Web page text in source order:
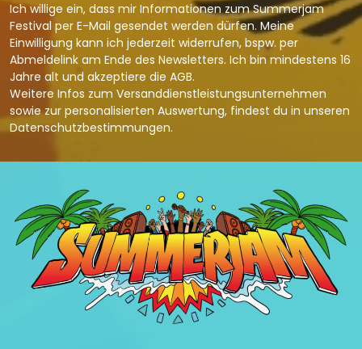
Ich willige ein, dass mir Informationen zum Summerjam
Festival per E-Mail gesendet werden dürfen. Meine
Einwilligung kann ich jederzeit widerrufen, bspw. per
Abmeldelink am Ende des Newsletters. Ich bin mindestens 16
Jahre alt und akzeptiere die AGB.
Weitere Infos zum Versanddienstleistungsunternehmen
sowie zur personalisierten Auswertung, findest du in unseren
Datenschutzbestimmungen.